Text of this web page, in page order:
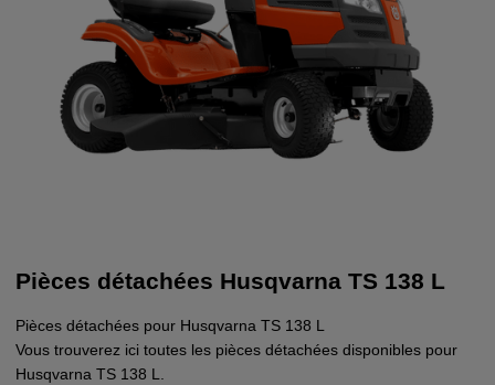
Pièces détachées Husqvarna TS 138 L
Pièces détachées pour Husqvarna TS 138 L
Vous trouverez ici toutes les pièces détachées disponibles pour
Husqvarna TS 138 L.